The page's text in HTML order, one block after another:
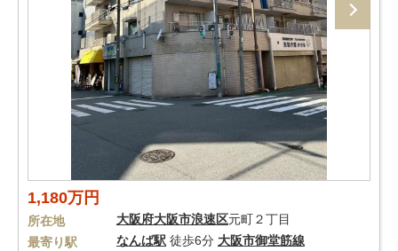
1,180万円
所在地 大阪府大阪市浪速区元町２丁目
最寄り駅
なんば駅 徒歩6分 大阪市御堂筋線